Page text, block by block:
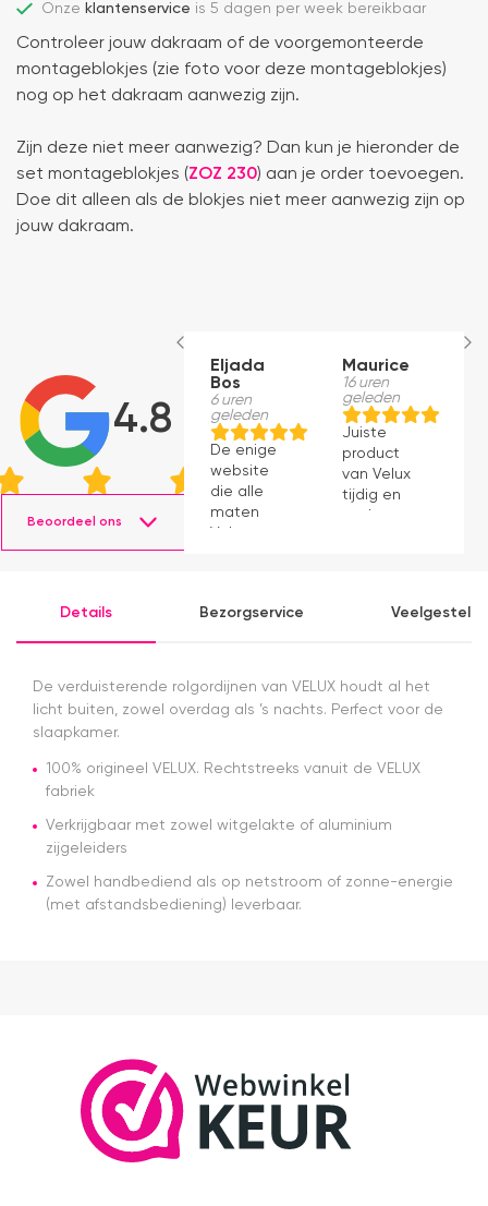
Onze klantenservice is 5 dagen per week bereikbaar
Controleer jouw dakraam of de voorgemonteerde
montageblokjes (zie foto voor deze montageblokjes)
nog op het dakraam aanwezig zijn.
Zijn deze niet meer aanwezig? Dan kun je hieronder de
set montageblokjes (ZOZ 230) aan je order toevoegen.
Doe dit alleen als de blokjes niet meer aanwezig zijn op
jouw dakraam.
4.8
Beoordeel ons
Eljada
Bos
6 uren
geleden
De enige
website
die alle
maten
eens snel
levering en
afspraken
over dag
van
Nog een
origineel
velux
die ook
het en der
worden
verkocht.
Maurice
16 uren
geleden
Juiste
product
van Velux
tijdig en
verwachting.
Details Bezorgservice
De verduisterende rolgordijnen van VELUX houdt al het
licht buiten, zowel overdag als ’s nachts. Perfect voor de
slaapkamer.
100% origineel VELUX. Rechtstreeks vanuit de VELUX
fabriek
Verkrijgbaar met zowel witgelakte of aluminium
zijgeleiders
Zowel handbediend als op netstroom of zonne-energie
(met afstandsbediening) leverbaar.